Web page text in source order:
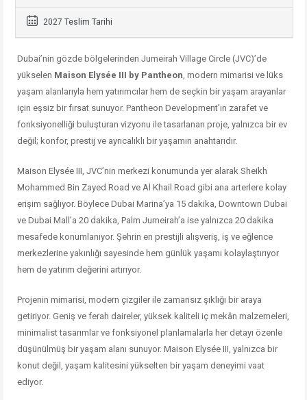
2027 Teslim Tarihi
Dubai’nin gözde bölgelerinden Jumeirah Village Circle (JVC)’de
yükselen Maison Elysée III by Pantheon , modern mimarisi ve lüks
yaşam alanlarıyla hem yatırımcılar hem de seçkin bir yaşam arayanlar
için eşsiz bir fırsat sunuyor. Pantheon Development’ın zarafet ve
fonksiyonelliği buluşturan vizyonu ile tasarlanan proje, yalnızca bir ev
değil; konfor, prestij ve ayrıcalıklı bir yaşamın anahtarıdır.
Maison Elysée III, JVC’nin merkezi konumunda yer alarak Sheikh
Mohammed Bin Zayed Road ve Al Khail Road gibi ana arterlere kolay
erişim sağlıyor. Böylece Dubai Marina’ya 15 dakika, Downtown Dubai
ve Dubai Mall’a 20 dakika, Palm Jumeirah’a ise yalnızca 20 dakika
mesafede konumlanıyor. Şehrin en prestijli alışveriş, iş ve eğlence
merkezlerine yakınlığı sayesinde hem günlük yaşamı kolaylaştırıyor
hem de yatırım değerini artırıyor.
Projenin mimarisi, modern çizgiler ile zamansız şıklığı bir araya
getiriyor. Geniş ve ferah daireler, yüksek kaliteli iç mekân malzemeleri,
minimalist tasarımlar ve fonksiyonel planlamalarla her detayı özenle
düşünülmüş bir yaşam alanı sunuyor. Maison Elysée III, yalnızca bir
konut değil, yaşam kalitesini yükselten bir yaşam deneyimi vaat
ediyor.